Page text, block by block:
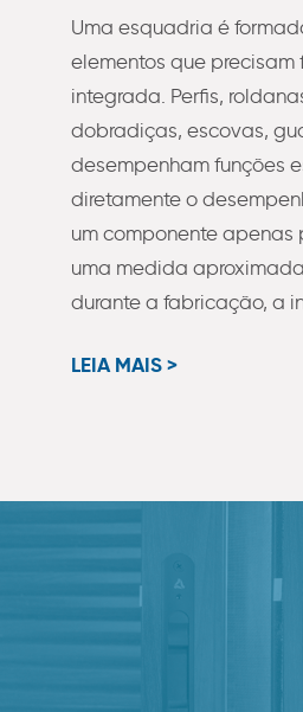
Uma esquadria é
elementos que precisam
integrada. Perfis,
dobradiças, escovas,
desempenham funções
diretamente o
um componente
uma medida
durante a fabricação, a
LEIA MAIS >